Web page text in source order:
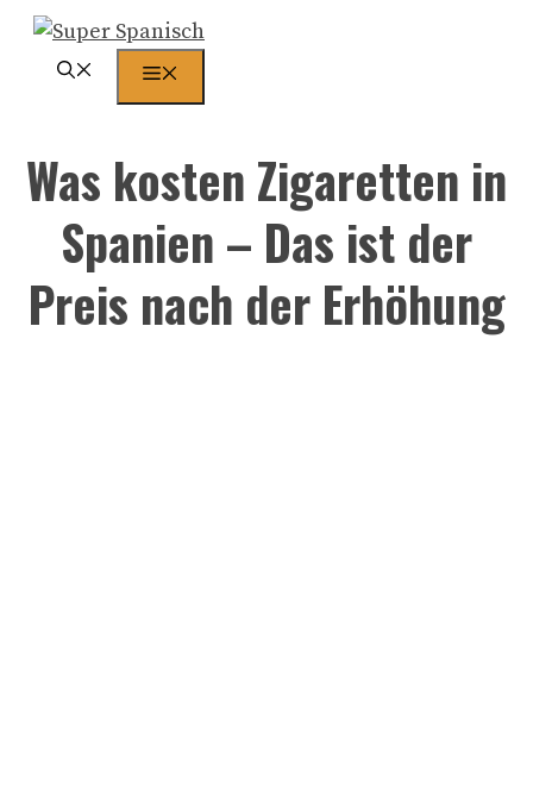
Zum
Inhalt
Was kosten Zigaretten in
Spanien – Das ist der
Preis nach der Erhöhung